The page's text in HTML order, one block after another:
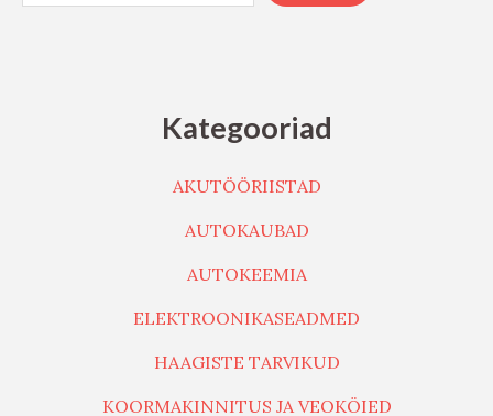
Kategooriad
AKUTÖÖRIISTAD
AUTOKAUBAD
AUTOKEEMIA
ELEKTROONIKASEADMED
HAAGISTE TARVIKUD
KOORMAKINNITUS JA VEOKÖIED